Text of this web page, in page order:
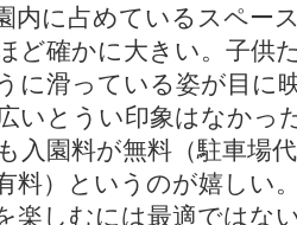
内に占めているスペー
ど確かに大きい。子供
に滑っている姿が目に
いとうい印象はなかっ
入園料が無料（駐車場
料）というのが嬉しい
楽しむには最適ではな